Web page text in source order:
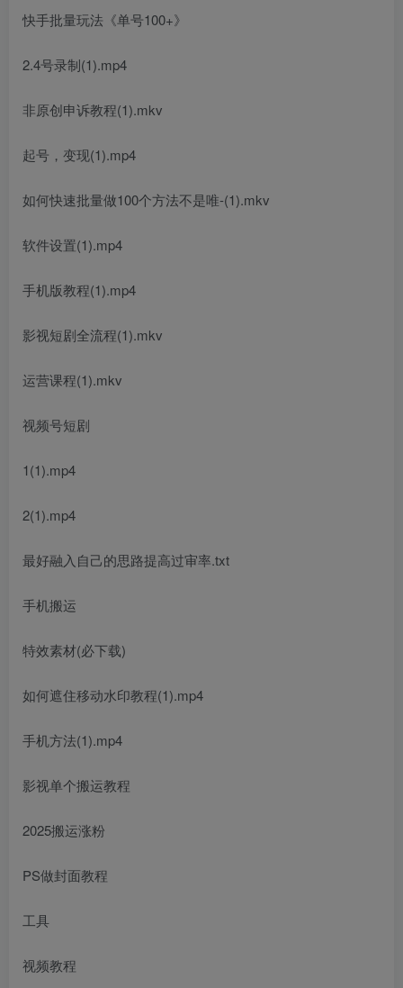
快手批量玩法《单号100+》
2.4号录制(1).mp4
非原创申诉教程(1).mkv
起号，变现(1).mp4
如何快速批量做100个方法不是唯-(1).mkv
软件设置(1).mp4
手机版教程(1).mp4
影视短剧全流程(1).mkv
运营课程(1).mkv
视频号短剧
1(1).mp4
2(1).mp4
最好融入自己的思路提高过审率.txt
手机搬运
特效素材(必下载)
如何遮住移动水印教程(1).mp4
手机方法(1).mp4
影视单个搬运教程
2025搬运涨粉
PS做封面教程
工具
视频教程